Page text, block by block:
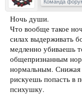
Команда
Ночь души.
Что вообще такое
силах выдерживать
медленно убиваешь
общепризнанным
нормальным. Снижая
рискуешь попасть в
психушку.